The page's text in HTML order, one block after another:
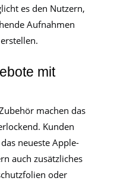
es den Nutzern,
Aufnahmen
mit
machen das
Kunden
neueste Apple-
auch zusätzliches
oder